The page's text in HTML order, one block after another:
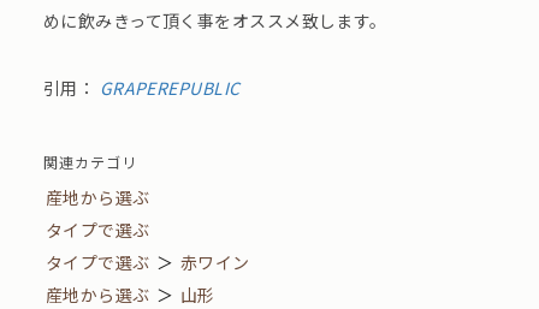
めに飲みきって頂く事をオススメ致します。
引用： GRAPEREPUBLIC
関連カテゴリ
産地から選ぶ
タイプで選ぶ
タイプで選ぶ ＞ 赤ワイン
産地から選ぶ ＞ 山形